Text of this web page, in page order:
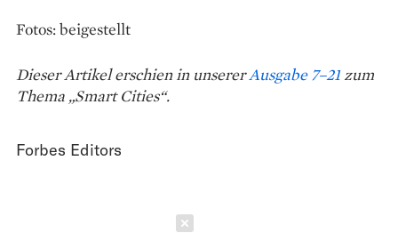
Fotos: beigestellt
Dieser Artikel erschien in unsererAusgabe 7–21zum
Thema „Smart Cities“.
Forbes Editors